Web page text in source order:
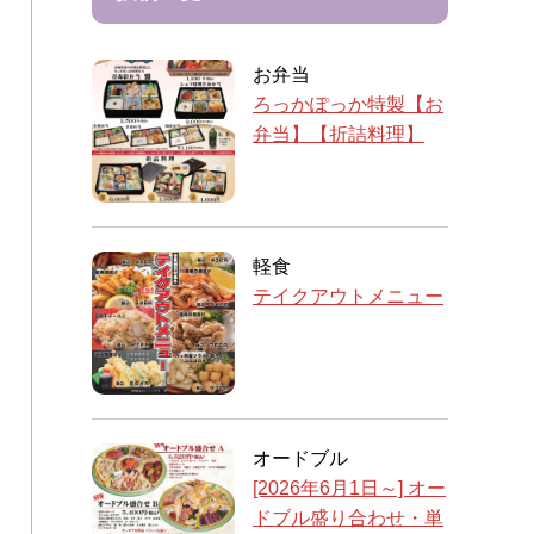
お弁当
ろっかぽっか特製【お
弁当】【折詰料理】
軽食
テイクアウトメニュー
オードブル
[2026年6月1日～] オー
ドブル盛り合わせ・単